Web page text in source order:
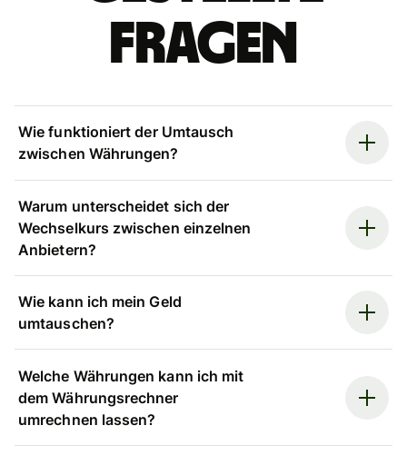
Fragen
Wie funktioniert der Umtausch
zwischen Währungen?
Warum unterscheidet sich der
Wechselkurs zwischen einzelnen
Anbietern?
Wie kann ich mein Geld
umtauschen?
Welche Währungen kann ich mit
dem Währungsrechner
umrechnen lassen?